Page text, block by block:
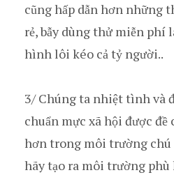
cũng hấp dẫn hơn những
rẻ, bẫy dùng thử miễn phí
hình lôi kéo cả tỷ người..
3/ Chúng ta nhiệt tình và
chuẩn mực xã hội được
hơn trong môi trường chú
hãy tạo ra môi trường